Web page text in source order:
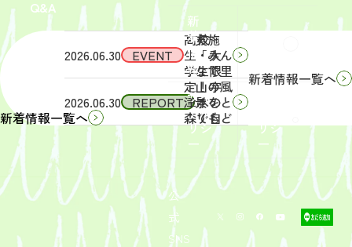
Q&A
新
着
情
報
サイ
トポ
リシ
ー
リシ
ー
公
式
SNS
新着情報一覧へ
2026.06.30 EVENT
象】中
学生・
高校
生・大
学生限
定！宇
津木の
森で自
然体
験！」
募集を
開始し
まし
2026.06.30 REPORT
（土）
実施
「みん
なで里
山の風
景をと
りもど
そ
う！」
活動レ
ポート
を掲載
しまし
た。
新着情報一覧へ